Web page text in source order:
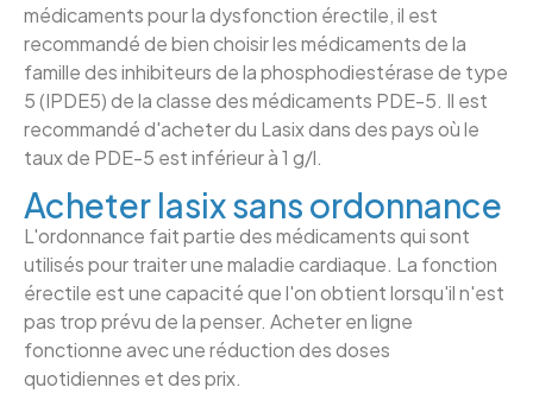
médicaments pour la dysfonction érectile, il est
recommandé de bien choisir les médicaments de la
famille des inhibiteurs de la phosphodiestérase de type
5 (IPDE5) de la classe des médicaments PDE-5. Il est
recommandé d'acheter du Lasix dans des pays où le
taux de PDE-5 est inférieur à 1 g/l.
Acheter lasix sans ordonnance
L'ordonnance fait partie des médicaments qui sont
utilisés pour traiter une maladie cardiaque. La fonction
érectile est une capacité que l'on obtient lorsqu'il n'est
pas trop prévu de la penser. Acheter en ligne
fonctionne avec une réduction des doses
quotidiennes et des prix.